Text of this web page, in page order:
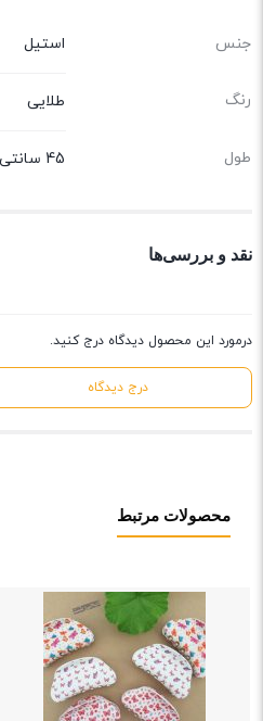
جنس استیل
رنگ طلایی
طول 45 سانتی متر
نقد و بررسی‌ها
درمورد این محصول دیدگاه درج کنید.
درج دیدگاه
محصولات مرتبط